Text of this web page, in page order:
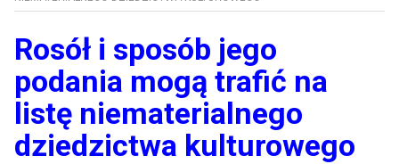
Rosół i sposób jego
podania mogą trafić na
listę niematerialnego
dziedzictwa kulturowego